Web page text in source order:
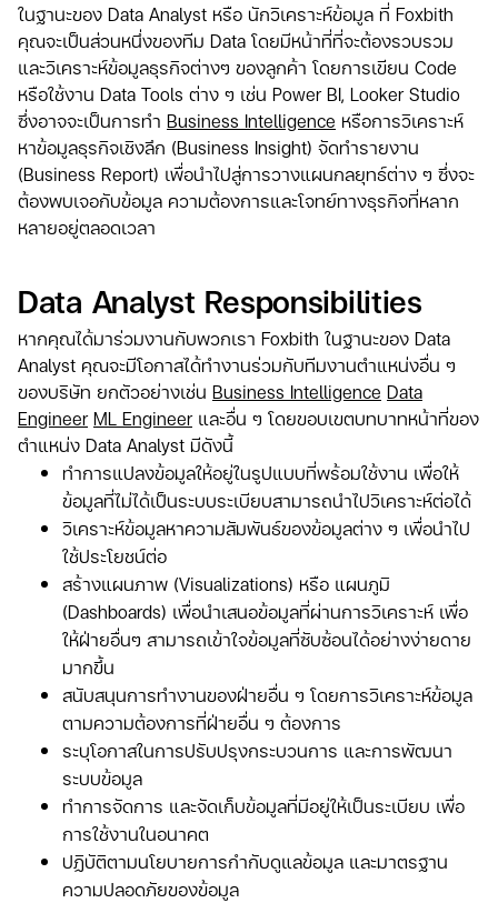
ในฐานะของ Data Analyst หรือ นักวิเคราะห์ข้อมูล ที่ Foxbith
คุณจะเป็นส่วนหนึ่งของทีม Data โดยมีหน้าที่ที่จะต้องรวบรวม
และวิเคราะห์ข้อมูลธุรกิจต่างๆ ของลูกค้า โดยการเขียน Code
หรือใช้งาน Data Tools ต่าง ๆ เช่น Power BI, Looker Studio
ซึ่งอาจจะเป็นการทำ Business Intelligence หรือการวิเคราะห์
หาข้อมูลธุรกิจเชิงลึก (Business Insight) จัดทำรายงาน
(Business Report) เพื่อนำไปสู่การวางแผนกลยุทธ์ต่าง ๆ ซึ่งจะ
ต้องพบเจอกับข้อมูล ความต้องการและโจทย์ทางธุรกิจที่หลาก
หลายอยู่ตลอดเวลา
Data Analyst Responsibilities
หากคุณได้มาร่วมงานกับพวกเรา Foxbith ในฐานะของ Data
Analyst คุณจะมีโอกาสได้ทำงานร่วมกับทีมงานตำแหน่งอื่น ๆ
ของบริษัท ยกตัวอย่างเช่น Business Intelligence Data
Engineer ML Engineerและอื่น ๆ โดยขอบเขตบทบาทหน้าที่ของ
ตำแหน่ง Data Analyst มีดังนี้
ทำการแปลงข้อมูลให้อยู่ในรูปแบบที่พร้อมใช้งาน เพื่อให้
ข้อมูลที่ไม่ได้เป็นระบบระเบียบสามารถนำไปวิเคราะห์ต่อได้
วิเคราะห์ข้อมูลหาความสัมพันธ์ของข้อมูลต่าง ๆ เพื่อนำไป
ใช้ประโยชน์ต่อ
สร้างแผนภาพ (Visualizations) หรือ แผนภูมิ
(Dashboards) เพื่อนำเสนอข้อมูลที่ผ่านการวิเคราะห์ เพื่อ
ให้ฝ่ายอื่นๆ สามารถเข้าใจข้อมูลที่ซับซ้อนได้อย่างง่ายดาย
มากขึ้น
สนับสนุนการทำงานของฝ่ายอื่น ๆ โดยการวิเคราะห์ข้อมูล
ตามความต้องการที่ฝ่ายอื่น ๆ ต้องการ
ระบุโอกาสในการปรับปรุงกระบวนการ และการพัฒนา
ระบบข้อมูล
ทำการจัดการ และจัดเก็บข้อมูลที่มีอยู่ให้เป็นระเบียบ เพื่อ
การใช้งานในอนาคต
ปฏิบัติตามนโยบายการกำกับดูแลข้อมูล และมาตรฐาน
ความปลอดภัยของข้อมูล